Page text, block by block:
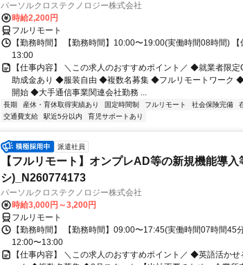
パーソルクロステクノロジー株式会社
時給2,200円
フルリモート
【勤務時間】 【勤務時間】10:00〜19:00(実働時間08時間)
13:00
【仕事内容】 ＼この求人のおすすめポイント／ ◆就業者限
助成金あり ◆服装自由 ◆複数名募集 ◆フルリモートワーク
開始 ◆大手通信事業関連会社勤務 ...
長期 産休・育休取得実績あり 固定時間制 フルリモート 社会保険完備
交通費支給
駅近5分以内 育児サポートあり
派遣社員
【フルリモート】オンプレAD等の新規機能導
シ)_N260774173
パーソルクロステクノロジー株式会社
時給3,000円～3,200円
フルリモート
【勤務時間】 【勤務時間】09:00〜17:45(実働時間07時間45
12:00〜13:00
【仕事内容】 ＼この求人のおすすめポイント／ ◆英語活か